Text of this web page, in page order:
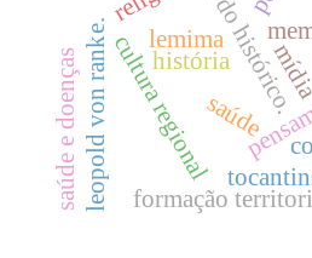
história
cultura regional
formação
saúde
leopold von ranke.
saúde e doenças
lemima